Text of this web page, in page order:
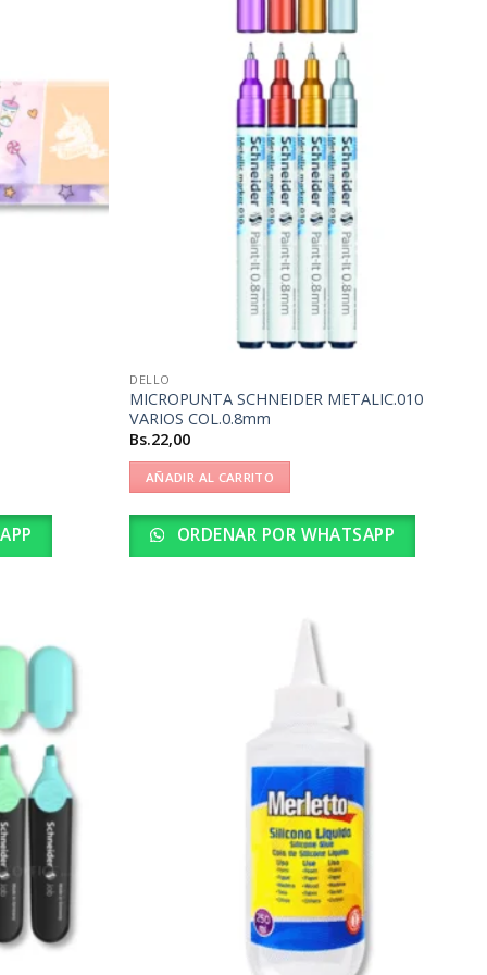
DELLO
MICROPUNTA SCHNEIDER METALIC.010
VARIOS COL.0.8mm
Bs.22,00
AÑADIR AL CARRITO
ORDENAR POR WHATSAPP